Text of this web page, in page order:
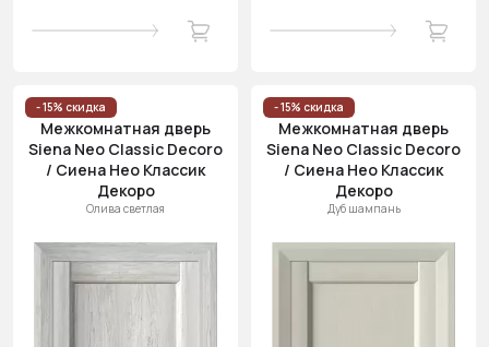
- 15% скидка
Межкомнатная дверь
Siena Neo Classic Decoro
/ Сиена Нео Классик
Декоро
Олива светлая
- 15% скидка
Межкомнатная дверь
Siena Neo Classic Decoro
/ Сиена Нео Классик
Декоро
Дуб шампань